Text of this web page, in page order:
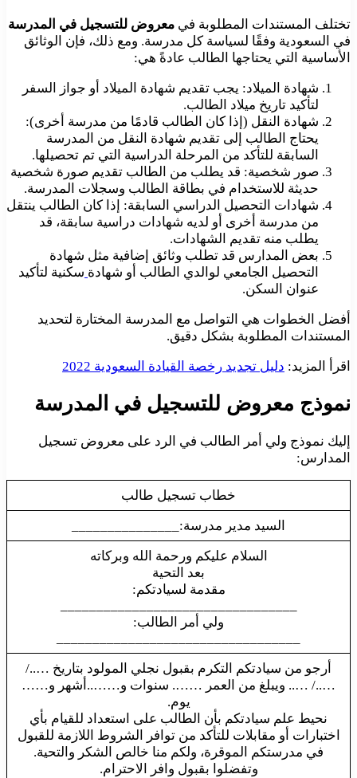
تختلف المستندات المطلوبة في معروض للتسجيل في المدرسة
في السعودية وفقًا لسياسة كل مدرسة. ومع ذلك، فإن الوثائق
الأساسية التي يحتاجها الطالب عادةً هي:
شهادة الميلاد: يجب تقديم شهادة الميلاد أو جواز السفر
لتأكيد تاريخ ميلاد الطالب.
شهادة النقل (إذا كان الطالب قادمًا من مدرسة أخرى):
يحتاج الطالب إلى تقديم شهادة النقل من المدرسة
السابقة للتأكد من المرحلة الدراسية التي تم تحصيلها.
صور شخصية: قد يطلب من الطالب تقديم صورة شخصية
حديثة للاستخدام في بطاقة الطالب وسجلات المدرسة.
شهادات التحصيل الدراسي السابقة: إذا كان الطالب ينتقل
من مدرسة أخرى أو لديه شهادات دراسية سابقة، قد
يطلب منه تقديم الشهادات.
بعض المدارس قد تطلب وثائق إضافية مثل شهادة
التحصيل الجامعي لوالدي الطالب أو شهادة سكنية لتأكيد
عنوان السكن.
أفضل الخطوات هي التواصل مع المدرسة المختارة لتحديد
المستندات المطلوبة بشكل دقيق.
اقرأ المزيد: دليل تجديد رخصة القيادة السعودية 2022
نموذج معروض للتسجيل في المدرسة
إليك نموذج ولي أمر الطالب في الرد على معروض تسجيل
المدارس:
خطاب تسجيل طالب
السيد مدير مدرسة:_______________
السلام عليكم ورحمة الله وبركاته
بعد التحية
مقدمة لسيادتكم:
ولي أمر الطالب:
أرجو من سيادتكم التكرم بقبول نجلي المولود بتاريخ …../
…../ ….. ويبلغ من العمر ……. سنوات و……..أشهر و……
يوم.
نحيط علم سيادتكم بأن الطالب على استعداد للقيام بأي
اختبارات أو مقابلات للتأكد من توافر الشروط اللازمة للقبول
في مدرستكم الموقرة، ولكم منا خالص الشكر والتحية.
وتفضلوا بقبول وافر الاحترام.